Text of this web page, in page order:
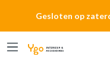
Gesloten op